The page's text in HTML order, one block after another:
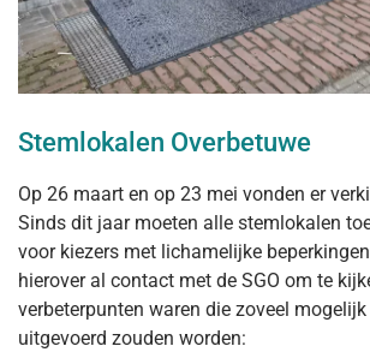
Stemlokalen Overbetuwe
Op 26 maart en op 23 mei vonden er
Sinds dit jaar moeten alle stemlokalen
voor kiezers met lichamelijke
hierover al contact met de SGO om te
verbeterpunten waren die zoveel
uitgevoerd zouden worden: